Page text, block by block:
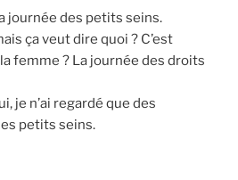
journée des petits seins.
ça veut dire quoi ? C’est
femme ? La journée des droits
je n’ai regardé que des
petits seins.